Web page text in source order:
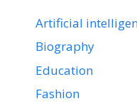
Artificial
Biography
Education
Fashion